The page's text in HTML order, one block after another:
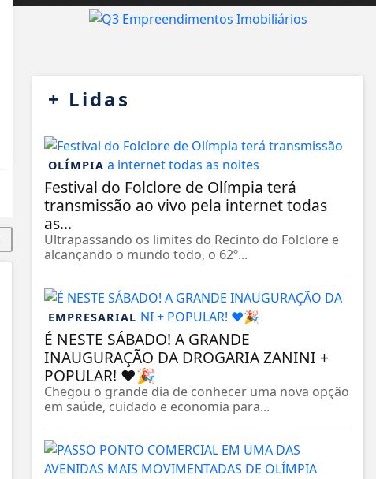
+ Lidas
OLÍMPIA
Festival do Folclore de Olímpia terá
transmissão ao vivo pela internet todas
as...
Ultrapassando os limites do Recinto do Folclore e
alcançando o mundo todo, o 62º...
EMPRESARIAL
É NESTE SÁBADO! A GRANDE
INAUGURAÇÃO DA DROGARIA ZANINI +
POPULAR! ❤️🎉
Chegou o grande dia de conhecer uma nova opção
em saúde, cuidado e economia para...